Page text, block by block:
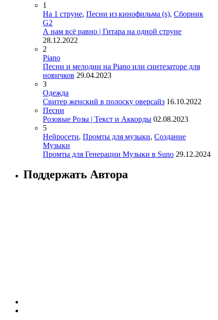
1
На 1 струне, Песни из кинофильма (s), Сборник
G2
А нам всё равно | Гитара на одной струне
28.12.2022
2
Piano
Песни и мелодии на Piano или синтезаторе для
новичков 29.04.2023
3
Одежда
Свитер женский в полоску оверсайз 16.10.2022
Песни
Розовые Розы | Текст и Аккорды 02.08.2023
5
Нейросети, Промты для музыки, Создание
Музыки
Промты для Генерации Музыки в Suno 29.12.2024
Поддержать Автора